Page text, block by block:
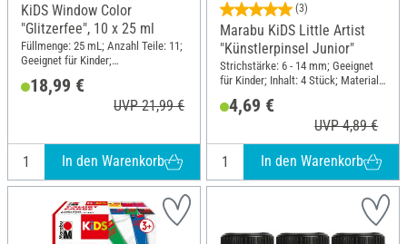
KiDS Window Color
"Glitzerfee", 10 x 25 ml
Füllmenge: 25 mL; Anzahl Teile: 11;
Geeignet für Kinder;
18,99 €
UVP 21,99 €
In den Warenkorb
(3)
Marabu KiDS Little Artist
"Künstlerpinsel Junior"
Strichstärke: 6 - 14 mm; Geeignet
für Kinder; Inhalt: 4 Stück; Material:
4,69 €
UVP 4,89 €
In den Warenkorb